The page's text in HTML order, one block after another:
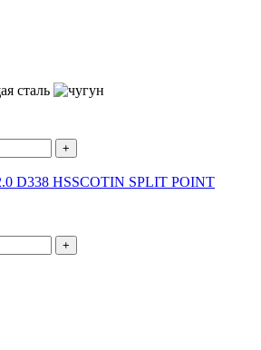
+
D338 HSSCOTIN SPLIT POINT
+